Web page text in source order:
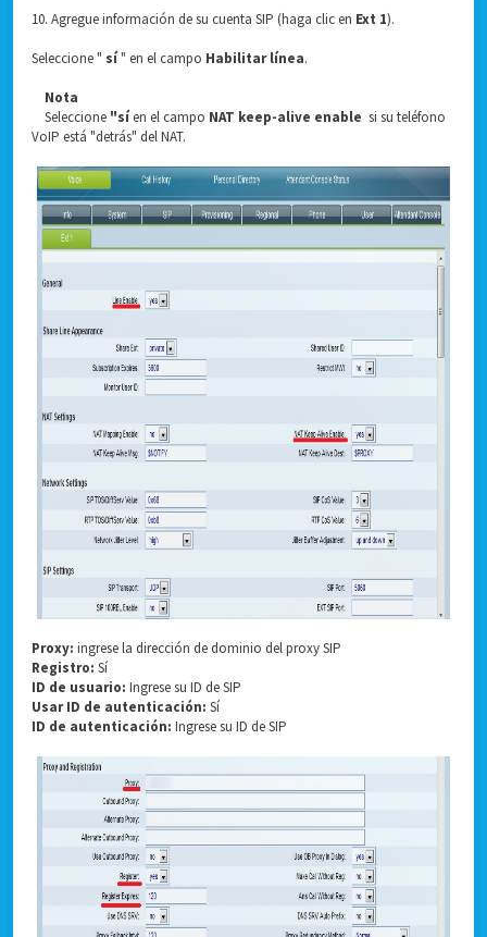
10. Agregue información de su cuenta SIP (haga clic en Ext 1).
Seleccione " sí" en el campo Habilitar línea.
Nota
Seleccione "sí en el campo NAT keep-alive enable si su teléfono
VoIP está "detrás" del NAT.
Proxy: ingrese la dirección de dominio del proxy SIP
Registro: Sí
ID de usuario: Ingrese su ID de SIP
Usar ID de autenticación: Sí
ID de autenticación: Ingrese su ID de SIP